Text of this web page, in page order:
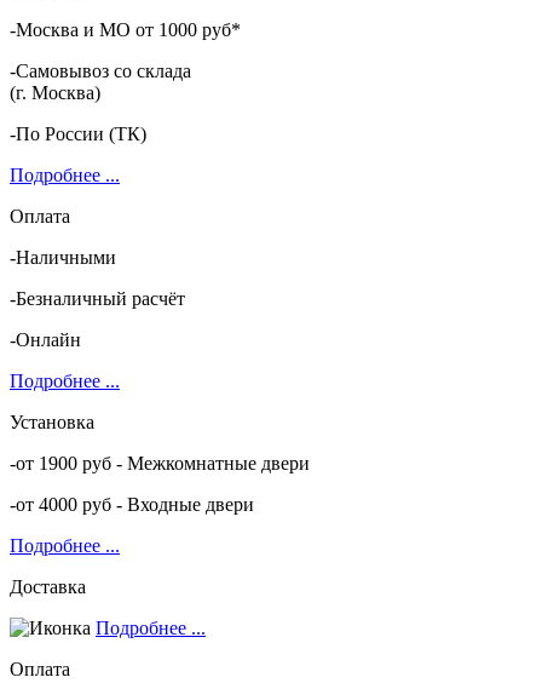
-Москва и МО от 1000 руб*
-Самовывоз со склада
(г. Москва)
-По России (ТК)
Подробнее ...
Оплата
-Наличными
-Безналичный расчёт
-Онлайн
Подробнее ...
Установка
-от 1900 руб - Межкомнатные двери
-от 4000 руб - Входные двери
Подробнее ...
Доставка
Подробнее ...
Оплата